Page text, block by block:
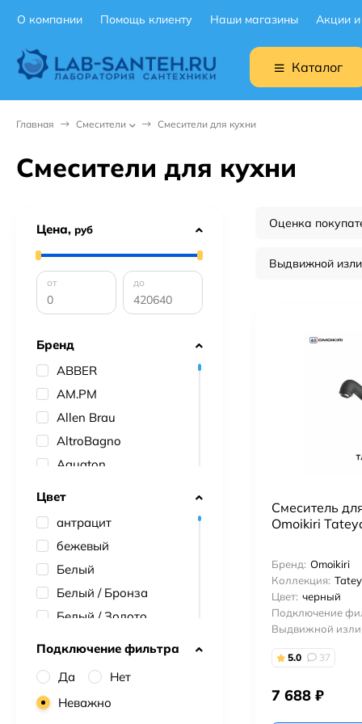
О компании Помощь клиенту Наши магазины Акции
Каталог
Главная Смесители Смесители для кухни
Смесители для кухни
Оценка
Выдвижной
Смеситель
Omoikiri
Бренд: Omoikiri
Коллекция:
Цвет: черный
Подключение
Выдвижной
5.0 37
7 688 ₽
Цена, руб
от до
Бренд
ABBER
AM.PM
Allen Brau
AltroBagno
Aquaton
Bien
D&K
D-Lin
ESKO
Цвет
антрацит
бежевый
Белый
Белый / Бронза
Белый / Золото
белый,золотой сатин
Брашированная сталь
Подключение фильтра
Да
Нет
Неважно